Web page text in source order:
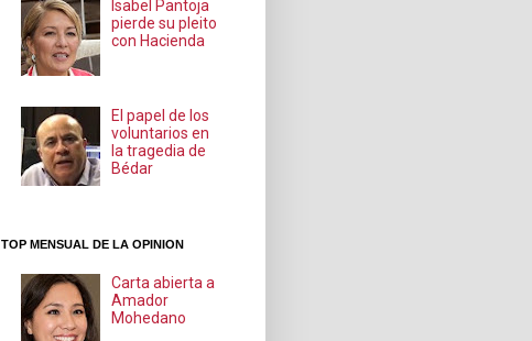
Isabel Pantoja
pierde su pleito
con Hacienda
El papel de los
voluntarios en
la tragedia de
Bédar
TOP MENSUAL DE LA OPINION
Carta abierta a
Amador
Mohedano